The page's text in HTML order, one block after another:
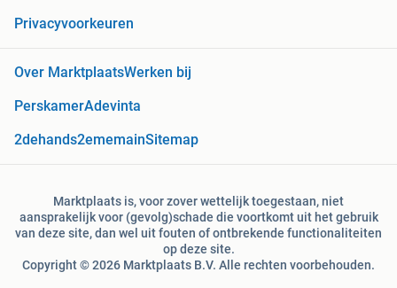
Privacyvoorkeuren
Over MarktplaatsWerken bij
PerskamerAdevinta
2dehands2ememainSitemap
Marktplaats is, voor zover wettelijk toegestaan, niet
aansprakelijk voor (gevolg)schade die voortkomt uit het gebruik
van deze site, dan wel uit fouten of ontbrekende functionaliteiten
op deze site.
Copyright © 2026 Marktplaats B.V. Alle rechten voorbehouden.